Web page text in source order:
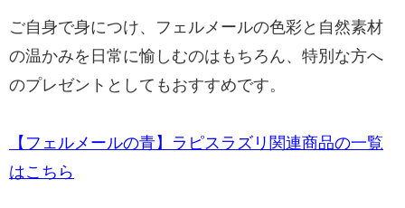
ご自身で身につけ、フェルメールの色彩と自然素材
の温かみを日常に愉しむのはもちろん、特別な方へ
のプレゼントとしてもおすすめです。
【フェルメールの青】ラピスラズリ関連商品の一覧
はこちら